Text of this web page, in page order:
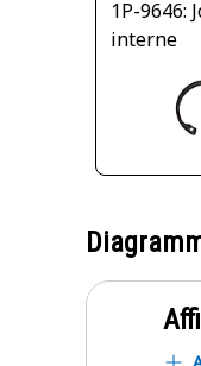
1P-9646:
interne